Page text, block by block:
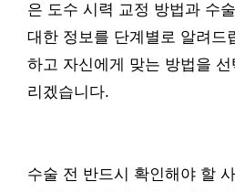
은 도수 시력 교정 방법과 수
대한 정보를 단계별로 알려드
하고 자신에게 맞는 방법을
리겠습니다.
수술 전 반드시 확인해야 할